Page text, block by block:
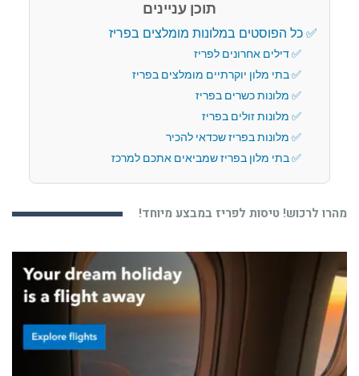
תוכן עניינים
כל הפוסטים במלונות מומלצים בפריז
דילים אחרונים לפריז
בתי מלון יוקרתיים מומלצים בפריז
מלונות כשרים בפריז
מלונות זולים בפריז
מלונות בפריז שכדאי להכיר
בתי מלון בפריז שמביאים אתכם למרכז
מהרו לרכוש! טיסות לפריז במבצע מיוחד!